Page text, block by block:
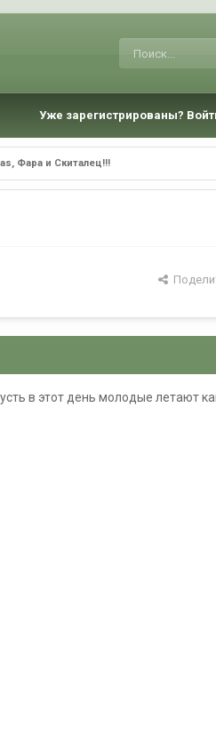
Уже зарегистрированы?
Фара и Скиталец!!!
в этот день молодые летают